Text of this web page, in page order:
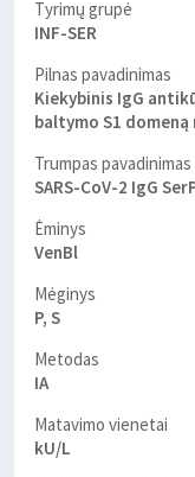
Tyrimų grupė
INF-SER
Pilnas pavadinimas
Kiekybinis IgG
baltymo S1
Trumpas pavadinimas
SARS-CoV-2 IgG
Ėminys
VenBl
Mėginys
P, S
Metodas
IA
Matavimo vienetai
kU/L